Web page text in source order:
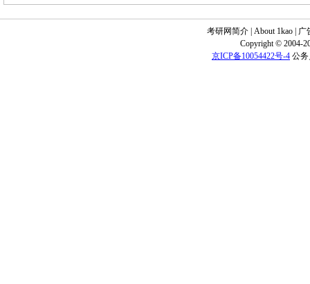
考研网简介 About 1kao
广
Copyright © 2004-
京ICP备10054422号-4 公